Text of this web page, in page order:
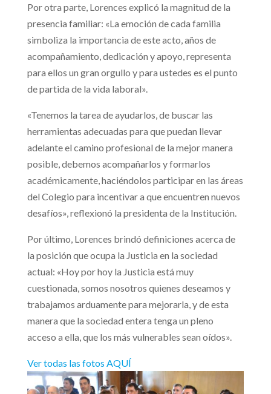
Por otra parte, Lorences explicó la magnitud de la
presencia familiar: «La emoción de cada familia
simboliza la importancia de este acto, años de
acompañamiento, dedicación y apoyo, representa
para ellos un gran orgullo y para ustedes es el punto
de partida de la vida laboral».
«Tenemos la tarea de ayudarlos, de buscar las
herramientas adecuadas para que puedan llevar
adelante el camino profesional de la mejor manera
posible, debemos acompañarlos y formarlos
académicamente, haciéndolos participar en las áreas
del Colegio para incentivar a que encuentren nuevos
desafíos», reflexionó la presidenta de la Institución.
Por último, Lorences brindó definiciones acerca de
la posición que ocupa la Justicia en la sociedad
actual: «Hoy por hoy la Justicia está muy
cuestionada, somos nosotros quienes deseamos y
trabajamos arduamente para mejorarla, y de esta
manera que la sociedad entera tenga un pleno
acceso a ella, que los más vulnerables sean oídos».
Ver todas las fotos AQUÍ